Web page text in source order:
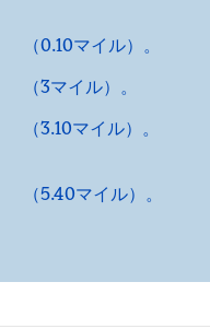
（0.10マイル）。
（3マイル）。
（3.10マイル）。
（5.40マイル）。